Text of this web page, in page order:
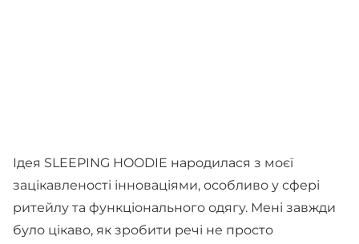
Ідея SLEEPING HOODIE народилася з моєї
зацікавленості інноваціями, особливо у сфері
ритейлу та функціонального одягу. Мені завжди
було цікаво, як зробити речі не просто